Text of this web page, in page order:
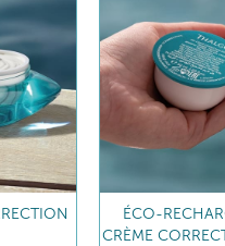
GEL-
RIDES
ÉCO-
RICHE